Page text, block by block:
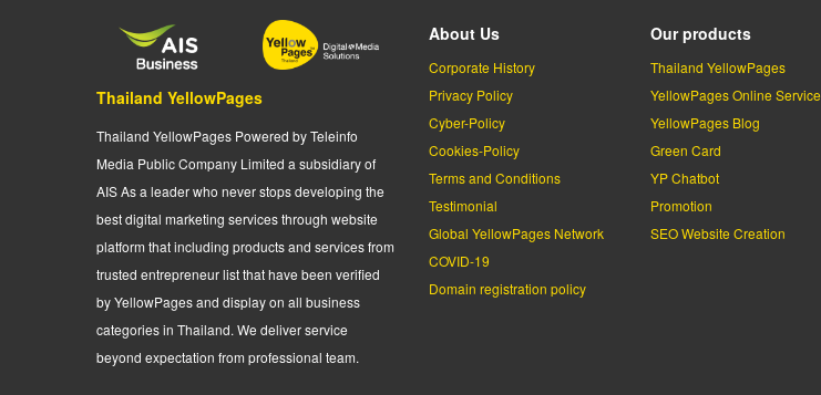
Thailand YellowPages
Thailand YellowPages Powered by Teleinfo
Media Public Company Limited a subsidiary of
AIS As a leader who never stops developing the
best digital marketing services through website
platform that including products and services from
trusted entrepreneur list that have been verified
by YellowPages and display on all business
categories in Thailand. We deliver service
beyond expectation from professional team.
About Us
Corporate History
Privacy Policy
Cyber-Policy
Cookies-Policy
Terms and Conditions
Testimonial
Global YellowPages Network
COVID-19
Domain registration policy
Our products
Thailand YellowPages
YellowPages Online Service
YellowPages Blog
Green Card
YP Chatbot
Promotion
SEO Website Creation